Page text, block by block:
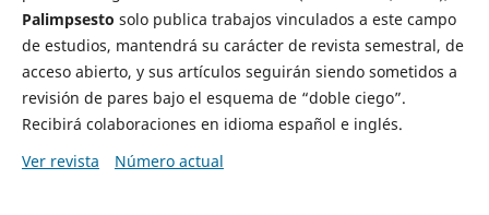
Palimpsesto solo publica trabajos vinculados a este campo
de estudios, mantendrá su carácter de revista semestral, de
acceso abierto, y sus artículos seguirán siendo sometidos a
revisión de pares bajo el esquema de “doble ciego”.
Recibirá colaboraciones en idioma español e inglés.
Ver revista
Número actual